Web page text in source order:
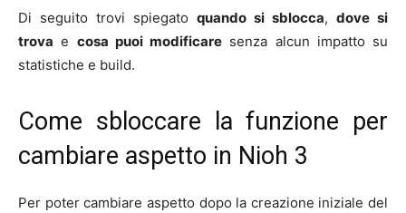
Di seguito trovi spiegato quando si sblocca, dove si
trova e cosa puoi modificare senza alcun impatto su
statistiche e build.
Come sbloccare la funzione per
cambiare aspetto in Nioh 3
Per poter cambiare aspetto dopo la creazione iniziale del